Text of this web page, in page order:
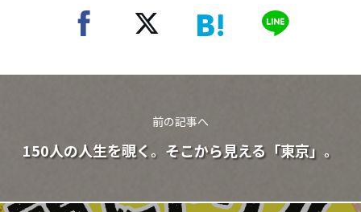
前の記事へ
150人の人生を覗く。そこから見える「東京」。